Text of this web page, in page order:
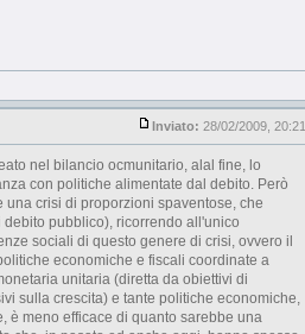
Inviato: 28/02/2009, 20:21
nel bilancio ocmunitario, alal fine, lo
con politiche alimentate dal debito. Però
crisi di proporzioni spaventose, che
pubblico), ricorrendo all'unico
sociali di questo genere di crisi, ovvero il
economiche e fiscali coordinate a
unitaria (diretta da obiettivi di
sulla crescita) e tante politiche economiche,
è meno efficace di quanto sarebbe una